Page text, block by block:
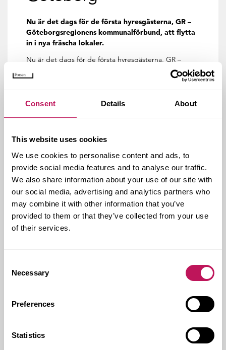
Consent Details About
This website uses cookies
We use cookies to personalise content and ads, to
provide social media features and to analyse our traffic.
We also share information about your use of our site with
our social media, advertising and analytics partners who
may combine it with other information that you’ve
provided to them or that they’ve collected from your use
of their services.
Selection
Necessary
Preferences
Statistics
Nu är det dags för de första hyresgästerna, GR –
Göteborgsregionens kommunalförbund, att flytta
in i nya fräscha lokaler.
Nu är det dags för de första hyresgästerna, GR –
Göteborgsregionens kommunalförbund, att flytta in i
nya fräscha lokaler i fastigheten Gårda 3:14 som ägs av
Forsen är ansvarig för Byggledningen och KA på
denna moderna kontorsbyggnad. Detta är ett ”grönt
byggnaden i Sverige som uppfyller kraven för